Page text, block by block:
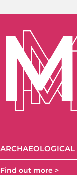
ARCHAEOLOGICAL
Find out more >